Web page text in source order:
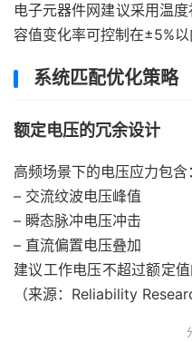
电子元器件网建议采用温
容值变化率可控制在±5%以
系统匹配优化策略
额定电压的冗余设计
高频场景下的电压应力包含：
– 交流纹波电压峰值
– 瞬态脉冲电压冲击
– 直流偏置电压叠加
建议工作电压不超过额定
（来源：Reliability